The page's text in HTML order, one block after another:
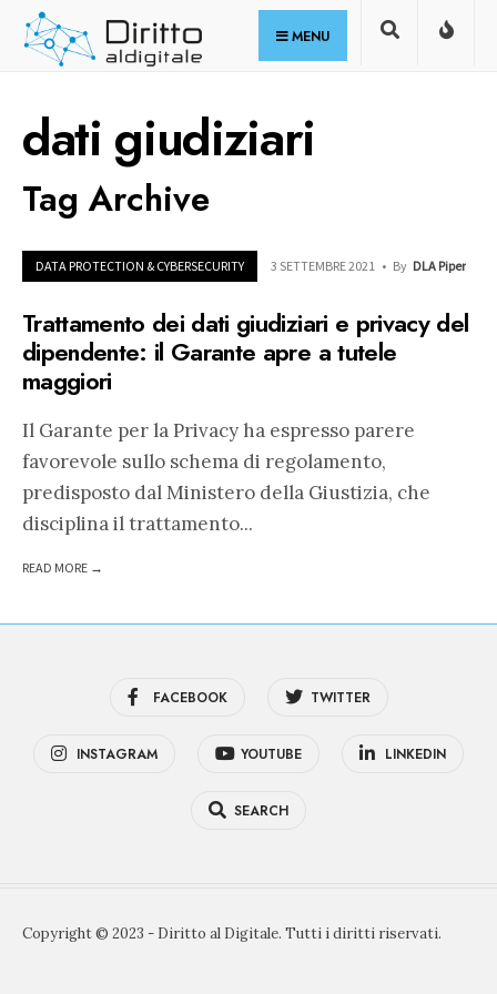
Skip
MENU
dati giudiziari
Tag Archive
DATA PROTECTION & CYBERSECURITY 3 SETTEMBRE 2021 • By DLA Piper
Trattamento dei dati giudiziari e privacy del
dipendente: il Garante apre a tutele
maggiori
Il Garante per la Privacy ha espresso parere
favorevole sullo schema di regolamento,
predisposto dal Ministero della Giustizia, che
disciplina il trattamento...
READ MORE →
FACEBOOK TWITTER
INSTAGRAM YOUTUBE LINKEDIN
SEARCH
Copyright © 2023 - Diritto al Digitale. Tutti i diritti riservati.